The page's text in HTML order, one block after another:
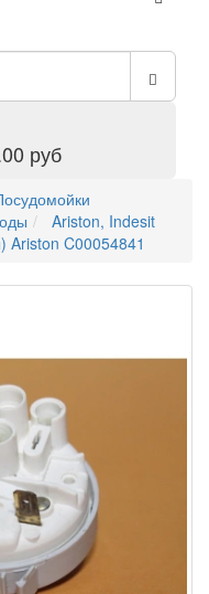
руб
Ariston, Indesit
Ariston C00054841